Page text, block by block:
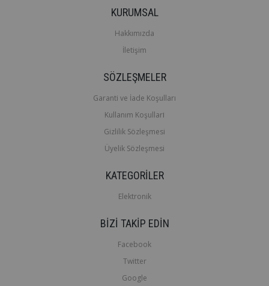
KURUMSAL
Hakkımızda
İletişim
SÖZLEŞMELER
Garanti ve İade Koşulları
Kullanım Koşulları
Gizlilik Sözleşmesi
Üyelik Sözleşmesi
KATEGORİLER
Elektronik
BİZİ TAKİP EDİN
Facebook
Twitter
Google